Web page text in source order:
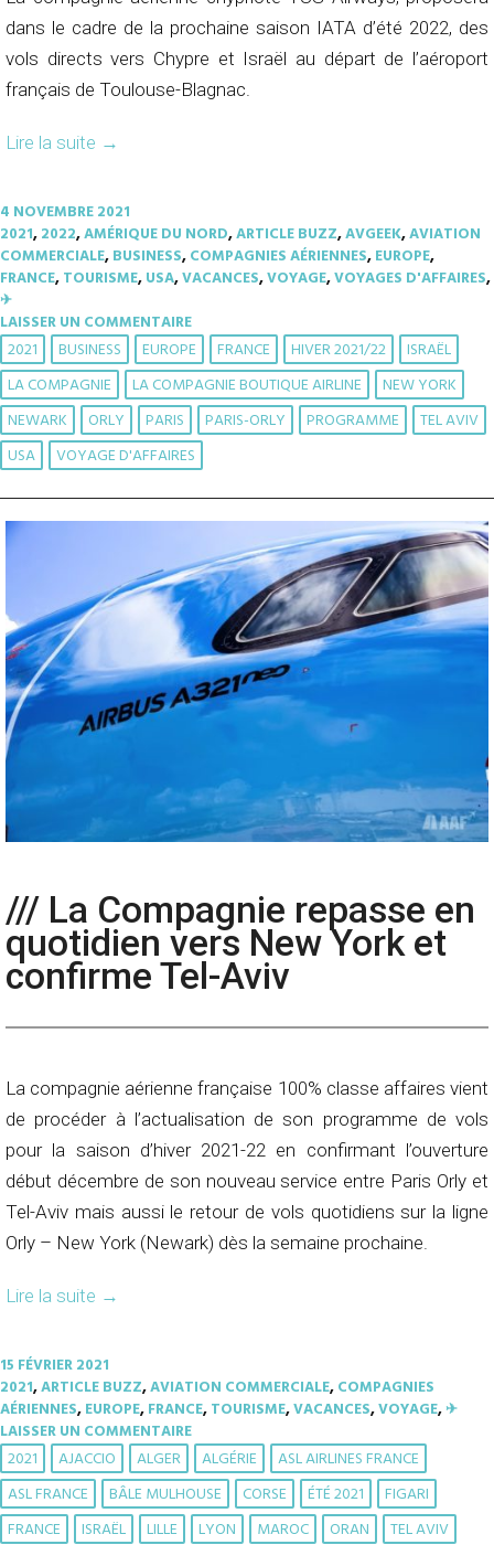
dans le cadre de la prochaine saison IATA d’été 2022, des
vols directs vers Chypre et Israël au départ de l’aéroport
français de Toulouse-Blagnac.
Lire la suite →
4 NOVEMBRE 2021
2021,2022,AMÉRIQUE DU NORD,ARTICLE BUZZ,AVGEEK,AVIATION
COMMERCIALE,BUSINESS,COMPAGNIES AÉRIENNES,EUROPE,
FRANCE,TOURISME,USA,VACANCES,VOYAGE,VOYAGES D'AFFAIRES,
✈︎
LAISSER UN COMMENTAIRE
2021 BUSINESS EUROPE FRANCE HIVER 2021/22
ISRAËL
LA COMPAGNIE
LA COMPAGNIE BOUTIQUE AIRLINE
NEW YORK
NEWARK
ORLY PARIS PARIS-ORLY PROGRAMME
TEL AVIV
USA
VOYAGE D'AFFAIRES
/// La Compagnie repasse en
quotidien vers New York et
confirme Tel-Aviv
La compagnie aérienne française 100% classe affaires vient
de procéder à l’actualisation de son programme de vols
pour la saison d’hiver 2021-22 en confirmant l’ouverture
début décembre de son nouveau service entre Paris Orly et
Tel-Aviv mais aussi le retour de vols quotidiens sur la ligne
Orly – New York (Newark) dès la semaine prochaine.
Lire la suite →
15 FÉVRIER 2021
2021,ARTICLE BUZZ,AVIATION COMMERCIALE,COMPAGNIES
AÉRIENNES,EUROPE,FRANCE,TOURISME,VACANCES,VOYAGE,✈︎
LAISSER UN COMMENTAIRE
2021 AJACCIO ALGER ALGÉRIE
ASL AIRLINES FRANCE
ASL FRANCE
BÂLE MULHOUSE CORSE ÉTÉ 2021
FIGARI
FRANCE
ISRAËL LILLE LYON MAROC ORAN TEL AVIV